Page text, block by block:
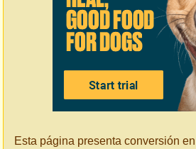
Esta página presenta conversión